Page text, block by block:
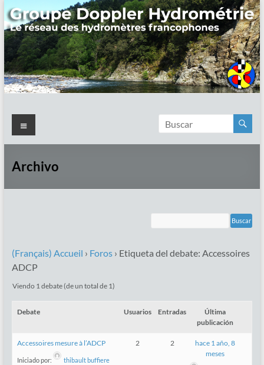
Saltar
al
contenido
Groupe
Doppler
Hydrométrie
Réseau
Menú
Archivo
(Français) Accueil › Foros › Etiqueta del debate: Accessoires
ADCP
Viendo 1 debate (de un total de 1)
Debate Usuarios Entradas
Última
publicación
Accessoires mesure à l’ADCP
Iniciado por: thibault buffiere
2 2
hace 1 año, 8
meses